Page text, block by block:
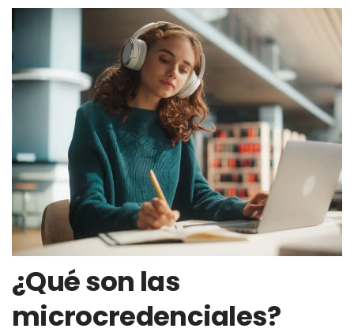
¿Qué son las
microcredenciales?